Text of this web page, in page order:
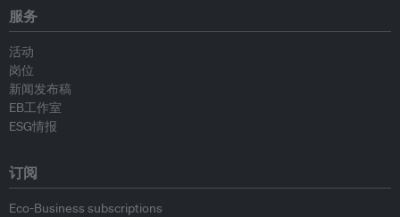
服务
活动
岗位
新闻发布稿
EB工作室
ESG情报
订阅
Eco-Business subscriptions